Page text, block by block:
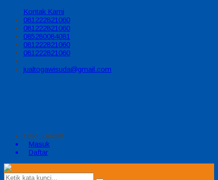
Kontak Kami
081222821060
081222821060
085280084081
081222821060
081222821060
jualtogawisuda@gmail.com
Halo, Guest!
Masuk
Daftar